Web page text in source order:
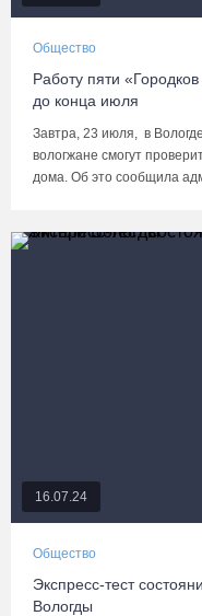
Общество
Работу пяти
до конца июля
Завтра, 23 июля, в
вологжане смогут
дома. Об это сообщила
16.07.24
Общество
Экспресс-тест
Вологды